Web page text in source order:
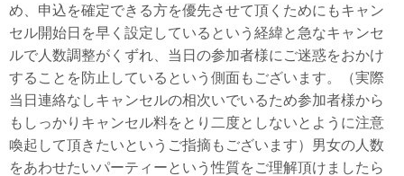
め、申込を確定できる方を優先させて頂くためにもキャン
セル開始日を早く設定しているという経緯と急なキャンセ
ルで人数調整がくずれ、当日の参加者様にご迷惑をおかけ
することを防止しているという側面もございます。（実際
当日連絡なしキャンセルの相次いでいるため参加者様から
もしっかりキャンセル料をとり二度としないとように注意
喚起して頂きたいというご指摘もございます）男女の人数
をあわせたいパーティーという性質をご理解頂けましたら